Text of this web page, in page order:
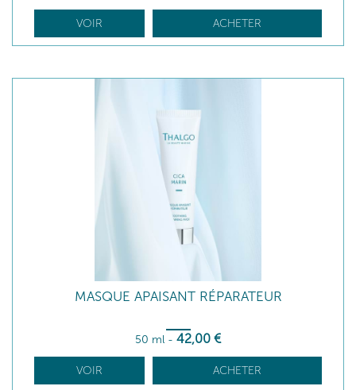
VOIR ACHETER
MASQUE APAISANT RÉPARATEUR
50 ml - 42,00 €
VOIR ACHETER